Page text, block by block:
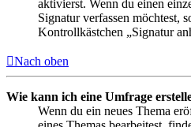
aktivierst. Wenn du einen
Signatur verfassen möchtest,
Kontrollkästchen „Signatur
Nach oben
Wie kann ich eine Umfrage
Wenn du ein neues Thema